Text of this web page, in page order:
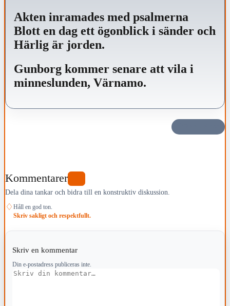
Akten inramades med psalmerna
Blott en dag ett ögonblick i sänder och
Härlig är jorden.
Gunborg kommer senare att vila i
minneslunden, Värnamo.
Kommentarer
Dela dina tankar och bidra till en konstruktiv diskussion.
♢ Håll en god ton.
Skriv sakligt och respektfullt.
Skriv en kommentar
Din e-postadress publiceras inte.
Kommentar